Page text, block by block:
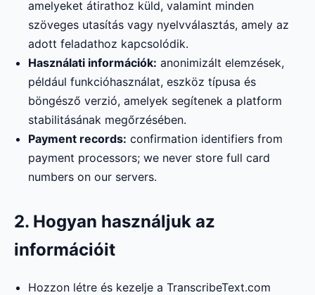
amelyeket átirathoz küld, valamint minden
szöveges utasítás vagy nyelvválasztás, amely az
adott feladathoz kapcsolódik.
Használati információk: anonimizált elemzések,
például funkcióhasználat, eszköz típusa és
böngésző verzió, amelyek segítenek a platform
stabilitásának megőrzésében.
Payment records: confirmation identifiers from
payment processors; we never store full card
numbers on our servers.
2. Hogyan használjuk az
információit
Hozzon létre és kezelje a TranscribeText.com